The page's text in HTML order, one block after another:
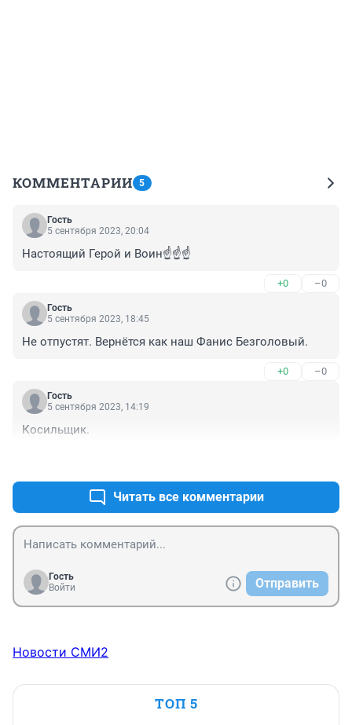
КОММЕНТАРИИ 5
Гость
5 сентября 2023, 20:04
Настоящий Герой и Воин☝️☝️☝️
+0 –0
Гость
5 сентября 2023, 18:45
Не отпустят. Вернётся как наш Фанис Безголовый.
+0 –0
Гость
5 сентября 2023, 14:19
Косильщик.
Читать все комментарии
Гость
Войти
Отправить
Новости СМИ2
ТОП 5